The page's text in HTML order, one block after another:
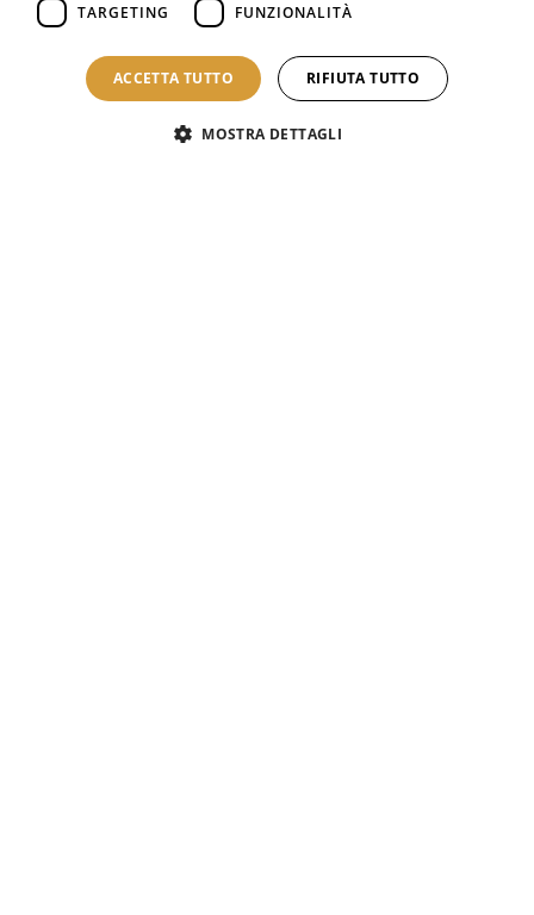
Piazza Emilio Landi 18
TARGETING FUNZIONALITÀ
ACCETTA TUTTO RIFIUTA TUTTO
MOSTRA DETTAGLI